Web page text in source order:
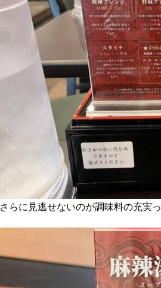
さらに見逃せないのが調味料の充実